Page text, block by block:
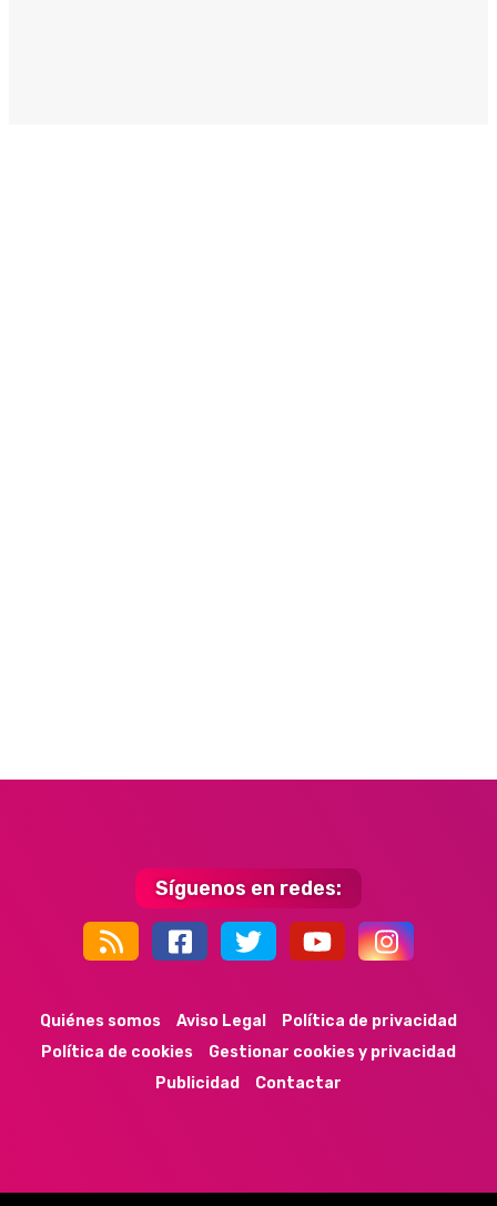
Síguenos en redes:
Quiénes somos Aviso Legal
Política de privacidad
Política de cookies
Gestionar cookies y privacidad
Publicidad
Contactar